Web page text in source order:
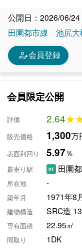
公開日：2026/06/24
田園都市線
池尻大
person_edit会員登録
会員限定公開
評価 2.64
販売価格 1,300万
表面利回り 5.97％
最寄り駅 田園
所在地 -
築年月 1971年8
建物構造 SRC造
専有面積 22.95㎡
間取り 1DK